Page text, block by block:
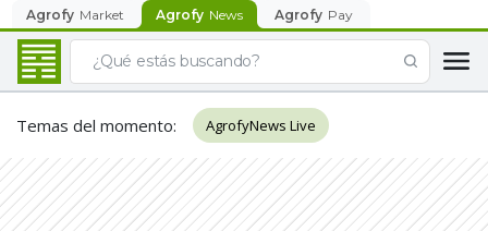
Agrofy Market Agrofy News Agrofy Pay
Temas del momento: AgrofyNews Live